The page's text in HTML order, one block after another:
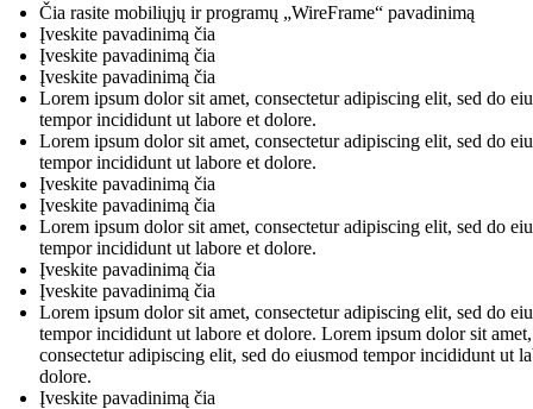
Čia rasite mobiliųjų ir programų „WireFrame“ pavadinimą
Įveskite pavadinimą čia
Įveskite pavadinimą čia
Įveskite pavadinimą čia
Lorem ipsum dolor sit amet, consectetur adipiscing elit, sed do
tempor incididunt ut labore et dolore.
Lorem ipsum dolor sit amet, consectetur adipiscing elit, sed do
tempor incididunt ut labore et dolore.
Įveskite pavadinimą čia
Įveskite pavadinimą čia
Lorem ipsum dolor sit amet, consectetur adipiscing elit, sed do
tempor incididunt ut labore et dolore.
Įveskite pavadinimą čia
Įveskite pavadinimą čia
Lorem ipsum dolor sit amet, consectetur adipiscing elit, sed do
tempor incididunt ut labore et dolore. Lorem ipsum dolor sit amet,
consectetur adipiscing elit, sed do eiusmod tempor incididunt ut
dolore.
Įveskite pavadinimą čia